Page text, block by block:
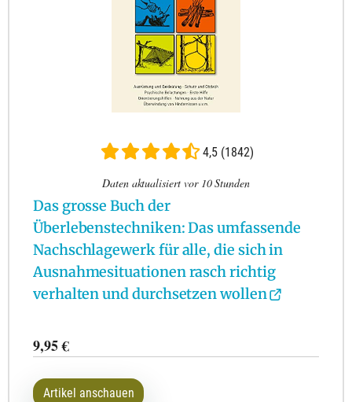
4,5 (1842)
Daten aktualisiert vor 10 Stunden
Das grosse Buch der
Überlebenstechniken: Das umfassende
Nachschlagewerk für alle, die sich in
Ausnahmesituationen rasch richtig
verhalten und durchsetzen wollen
9,95 €
Artikel anschauen